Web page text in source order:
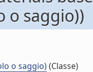
o saggio))
o saggio)(Classe)